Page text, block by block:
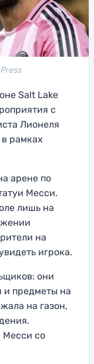
Salt Lake
с
Лионеля
рамках
арене по
Месси.
лишь на
на
игрока.
они
и предметы на
на газон,
Месси со